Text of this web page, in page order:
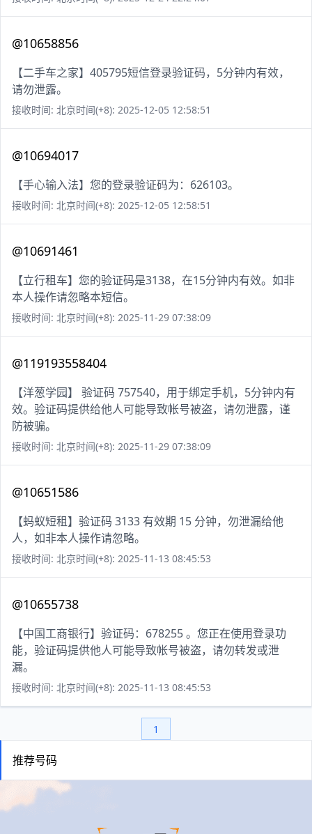
@10658856
【二手车之家】405795短信登录验证码，5分钟内有效，
请勿泄露。
接收时间: 北京时间(+8): 2025-12-05 12:58:51
@10694017
【手心输入法】您的登录验证码为：626103。
接收时间: 北京时间(+8): 2025-12-05 12:58:51
@10691461
【立行租车】您的验证码是3138，在15分钟内有效。如非
本人操作请忽略本短信。
接收时间: 北京时间(+8): 2025-11-29 07:38:09
@119193558404
【洋葱学园】 验证码 757540，用于绑定手机，5分钟内有
效。验证码提供给他人可能导致帐号被盗，请勿泄露，谨
防被骗。
接收时间: 北京时间(+8): 2025-11-29 07:38:09
@10651586
【蚂蚁短租】验证码 3133 有效期 15 分钟，勿泄漏给他
人，如非本人操作请忽略。
接收时间: 北京时间(+8): 2025-11-13 08:45:53
@10655738
【中国工商银行】验证码：678255 。您正在使用登录功
能，验证码提供他人可能导致帐号被盗，请勿转发或泄
漏。
接收时间: 北京时间(+8): 2025-11-13 08:45:53
1
推荐号码